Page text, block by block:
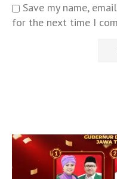
Save my name,
for the next time I